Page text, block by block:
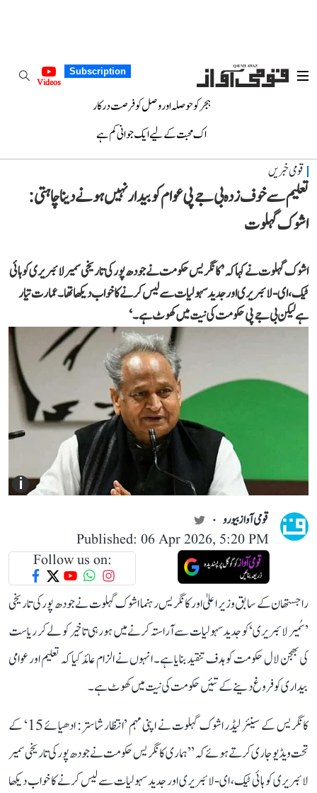
Subscription
Videos
ہجر کو حوصلہ اور وصل کو فرصت درکار
اک محبت کے لیے ایک جوانی کم ہے
قومی خبریں
تعلیم سے خوف زدہ بی جے پی عوام کو بیدار نہیں ہونے دینا چاہتی:
اشوک گہلوت
اشوک گہلوت نے کہا کہ ’کانگریس حکومت نے جودھ پور کی تاریخی سمیر لائبریری کو ہائی
ٹیک، ای-لائبریری اور جدید سہولیات سے لیس کرنے کا خواب دیکھا تھا۔ عمارت تیار
ہے لیکن بی جے پی حکومت کی نیت میں کھوٹ ہے۔‘
i
قومی آواز بیورو
Published: 06 Apr 2026, 5:20 PM
Follow us on:
راجستھان کے سابق وزیر اعلیٰ اور کانگریس رہنما اشوک گہلوت نے جودھ پور کی تاریخی
’سُمیر لائبریری‘ کو جدید سہولیات سے آراستہ کرنے میں ہو رہی تاخیر کو لے کر ریاست
کی بھجن لال حکومت کو ہدف تنقید بنایا ہے۔ انہوں نے الزام عائد کیا کہ تعلیم اور عوامی
بیداری کو فروغ دینے کے تئیں حکومت کی نیت میں کھوٹ ہے۔
کانگریس کے سینئر لیڈر اشوک گہلوت نے اپنی مہم ’انتظار شاستر: ادھیائے 15‘ کے
تحت ویڈیو جاری کرتے ہوئے کہ ’’ہماری کانگریس حکومت نے جودھ پور کی تاریخی سمیر
لائبریری کو ہائی ٹیک، ای-لائبریری اور جدید سہولیات سے لیس کرنے کا خواب دیکھا